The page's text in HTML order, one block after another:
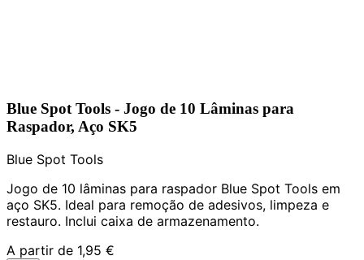
Blue Spot Tools - Jogo de 10 Lâminas para
Raspador, Aço SK5
Blue Spot Tools
Jogo de 10 lâminas para raspador Blue Spot Tools em
aço SK5. Ideal para remoção de adesivos, limpeza e
restauro. Inclui caixa de armazenamento.
A partir de 1,95 €